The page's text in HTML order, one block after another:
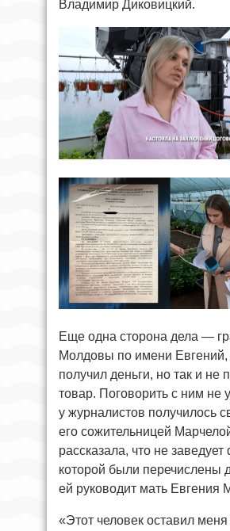
Владимир Диковицкий.
Еще одна сторона дела —
Молдовы по имени Евгений,
получил деньги, но так и не
товар. Поговорить с ним не
у журналистов получилось
его сожительницей
рассказала, что не
которой были перечислены
ей руководит мать Евгения
«Этот человек оставил меня